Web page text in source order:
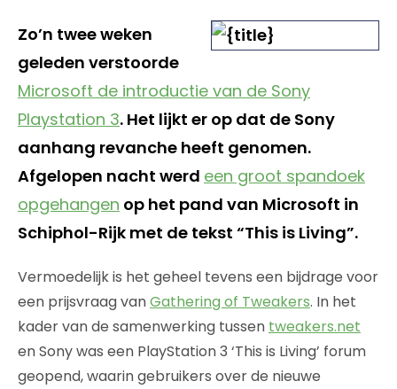
Zo’n twee weken
geleden verstoorde
Microsoft de introductie van de Sony
Playstation 3. Het lijkt er op dat de Sony
aanhang revanche heeft genomen.
Afgelopen nacht werd een groot spandoek
opgehangen op het pand van Microsoft in
Schiphol-Rijk met de tekst “This is Living”.
Vermoedelijk is het geheel tevens een bijdrage voor
een prijsvraag vanGathering of Tweakers. In het
kader van de samenwerking tussen tweakers.net
en Sony was een PlayStation 3 ‘This is Living’ forum
geopend, waarin gebruikers over de nieuwe